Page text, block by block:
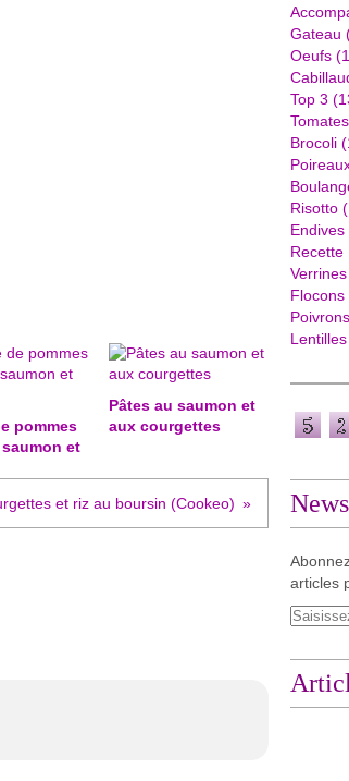
pommes
et
Pâtes au saumon et
aux courgettes
et riz au boursin (Cookeo)
Gateau
Oeufs
Top 3
Tomates
Brocoli
Risotto
Endives
Recette
Verrines
Flocons
Poivrons
Lentilles
articles